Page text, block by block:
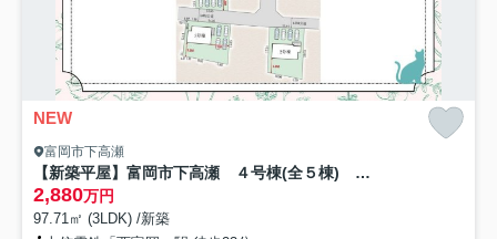
NEW
富岡市下高瀬
【新築平屋】富岡市下高瀬 ４号棟(全５棟) グラファーレ 新築建売分譲
2,880万円
97.71㎡ (3LDK) /新築